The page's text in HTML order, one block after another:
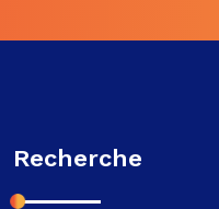
Recherche